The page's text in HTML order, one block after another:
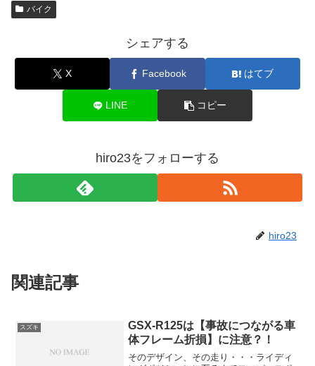
バイク
シェアする
X Facebook はてブ
LINE コピー
hiro23をフォローする
hiro23
関連記事
スズキ
GSX-R125は【事故につながる車
体フレーム折損】に注意？！
そのデザイン、その走り・・・ライディ